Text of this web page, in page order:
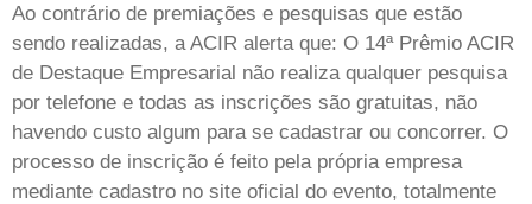
Ao contrário de premiações e pesquisas que estão
sendo realizadas, a ACIR alerta que: O 14ª Prêmio ACIR
de Destaque Empresarial não realiza qualquer pesquisa
por telefone e todas as inscrições são gratuitas, não
havendo custo algum para se cadastrar ou concorrer. O
processo de inscrição é feito pela própria empresa
mediante cadastro no site oficial do evento, totalmente